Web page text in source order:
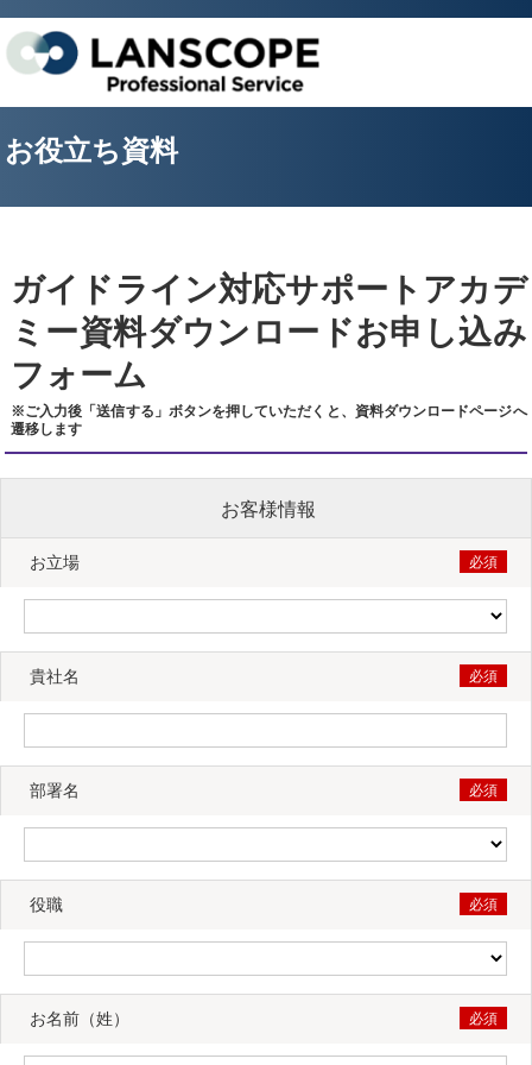
お役立ち資料
ガイドライン対応サポートアカデ
ミー資料ダウンロードお申し込み
フォーム
※ご入力後「送信する」ボタンを押していただくと、資料ダウンロードページへ
遷移します
お客様情報
お立場
貴社名
部署名
役職
お名前（姓）